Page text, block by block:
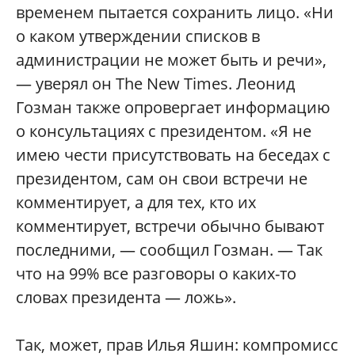
временем пытается сохранить лицо. «Ни
о каком утверждении списков в
администрации не может быть и речи»,
— уверял он The New Times. Леонид
Гозман также опровергает информацию
о консультациях с президентом. «Я не
имею чести присутствовать на беседах с
президентом, сам он свои встречи не
комментирует, а для тех, кто их
комментирует, встречи обычно бывают
последними, — сообщил Гозман. — Так
что на 99% все разговоры о каких-то
словах президента — ложь».
Так, может, прав Илья Яшин: компромисс